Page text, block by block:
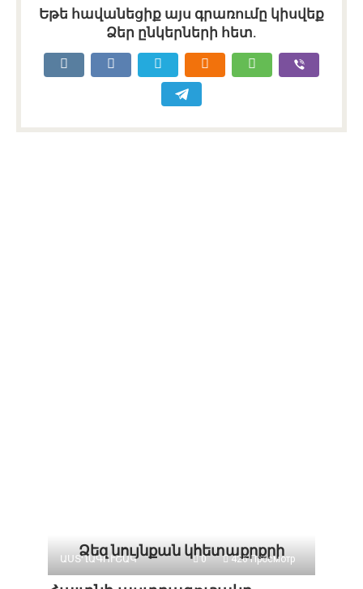
Եթե հավանեցիք այս գրառումը կիսվեք
Ձեր ընկերների հետ.
Ձեզ նույնքան կհետաքրքրի
ԱՍՏՂԱԳՈՒՇԱԿ 0 426 Просмотр